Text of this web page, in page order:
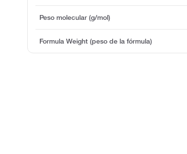
Peso molecular (g/mol)
Formula Weight (peso de la fórmula)